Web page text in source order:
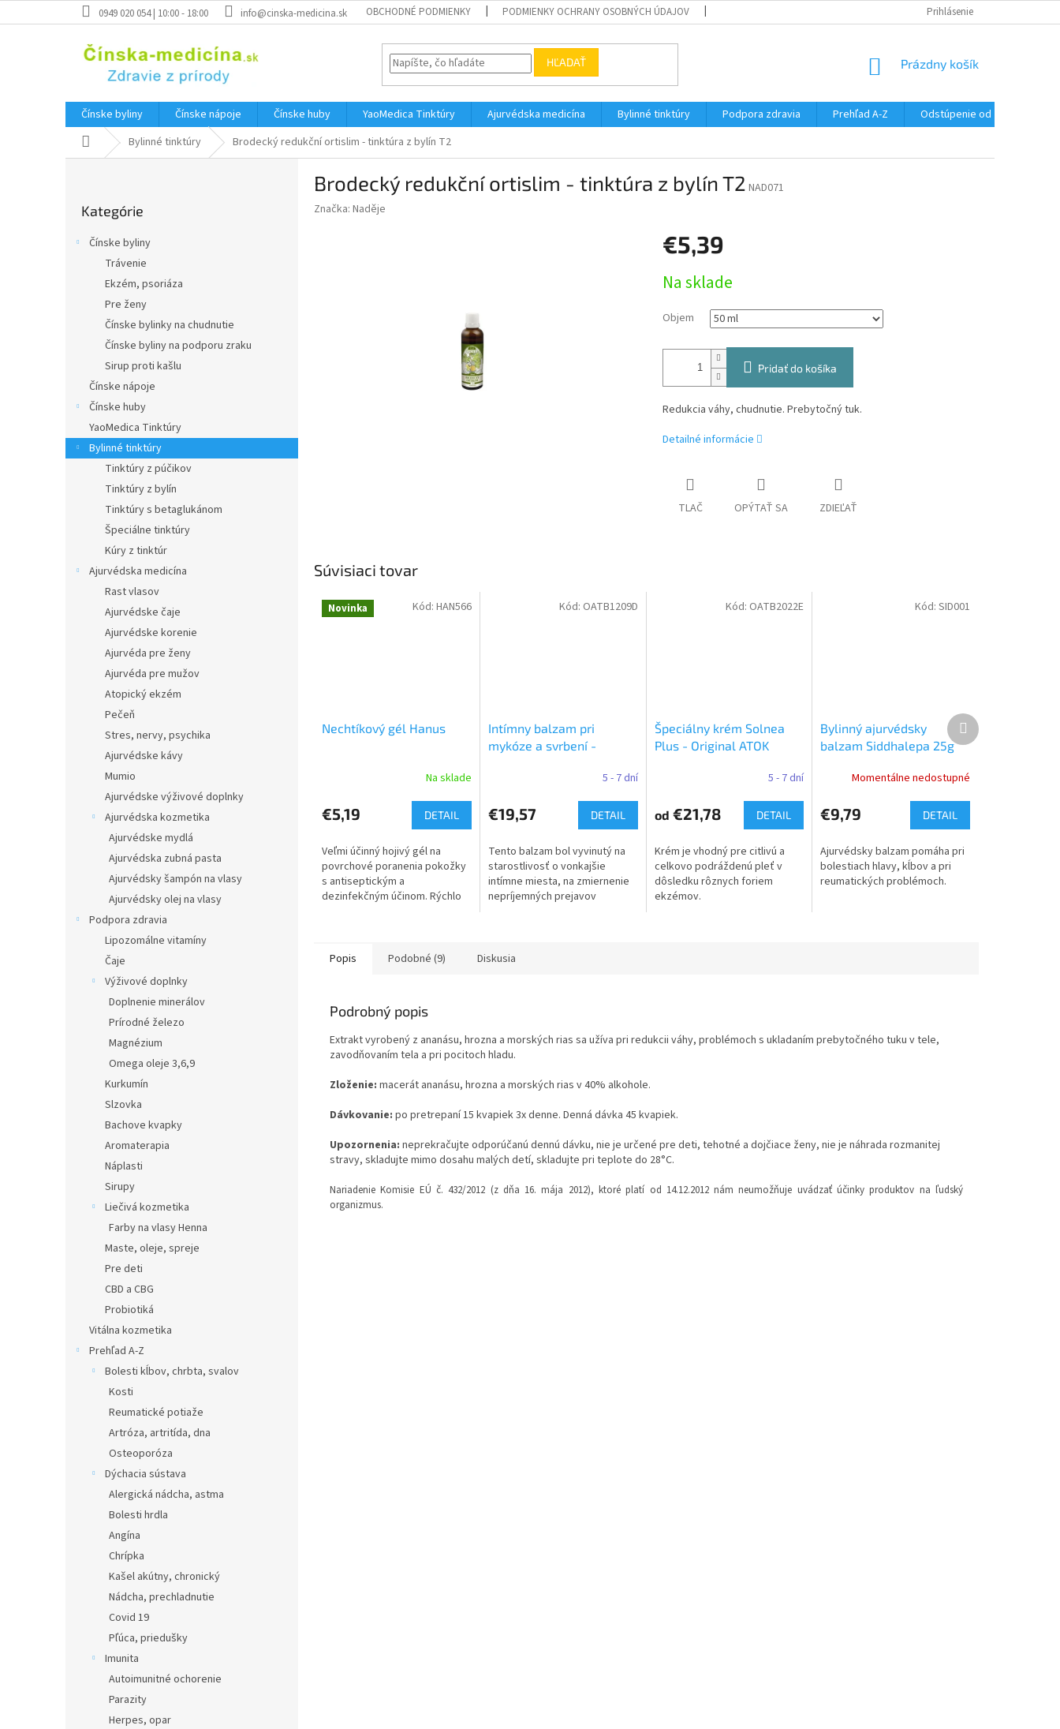
na
0949 020 054 | 10:00 - 18:00 info@cinska-medicina.sk OBCHODNÉ PODMIENKY PODMIENKY OCHRANY OSOBNÝCH ÚDAJOV VŠETKO O NÁKUPE
Prihlásenie
HĽADAŤ
NÁKUPNÝ
Prázdny košík
Čínske byliny Čínske nápoje Čínske huby YaoMedica Tinktúry Ajurvédska medicína Bylinné tinktúry Podpora zdravia Prehľad A-Z Odstúpenie od zmluvy
DomovBylinné tinktúry Brodecký redukční ortislim - tinktúra z bylín T2
kategórie
Kategórie
Čínske byliny
Trávenie
Ekzém, psoriáza
Pre ženy
Čínske bylinky na chudnutie
Čínske byliny na podporu zraku
Sirup proti kašlu
Čínske nápoje
Čínske huby
YaoMedica Tinktúry
Bylinné tinktúry
Tinktúry z púčikov
Tinktúry z bylín
Tinktúry s betaglukánom
Špeciálne tinktúry
Kúry z tinktúr
Ajurvédska medicína
Rast vlasov
Ajurvédske čaje
Ajurvédske korenie
Ajurvéda pre ženy
Ajurvéda pre mužov
Atopický ekzém
Pečeň
Stres, nervy, psychika
Ajurvédske kávy
Mumio
Ajurvédske výživové doplnky
Ajurvédska kozmetika
Ajurvédske mydlá
Ajurvédska zubná pasta
Ajurvédsky šampón na vlasy
Ajurvédsky olej na vlasy
Podpora zdravia
Lipozomálne vitamíny
Čaje
Výživové doplnky
Doplnenie minerálov
Prírodné železo
Magnézium
Omega oleje 3,6,9
Kurkumín
Slzovka
Bachove kvapky
Aromaterapia
Náplasti
Sirupy
Liečivá kozmetika
Farby na vlasy Henna
Maste, oleje, spreje
Pre deti
CBD a CBG
Probiotiká
Vitálna kozmetika
Prehľad A-Z
Bolesti kĺbov, chrbta, svalov
Kosti
Reumatické potiaže
Artróza, artritída, dna
Osteoporóza
Dýchacia sústava
Alergická nádcha, astma
Bolesti hrdla
Angína
Chrípka
Kašel akútny, chronický
Nádcha, prechladnutie
Covid 19
Pľúca, priedušky
Imunita
Autoimunitné ochorenie
Parazity
Herpes, opar
Brodecký redukční ortislim - tinktúra z bylín T2 NAD071
Značka: Naděje
€5,39
cena:
Na sklade
Objem
Pridať do košíka
Redukcia váhy, chudnutie. Prebytočný tuk.
Detailné informácie
TLAČ OPÝTAŤ SA ZDIEĽAŤ
Súvisiaci tovar
Novinka
Nechtíkový gél Hanus
Na sklade
€5,19 DETAIL
Veľmi účinný hojivý gél na
povrchové poranenia pokožky
s antiseptickým a
dezinfekčným účinom. Rýchlo
Kód: HAN566
Intímny balzam pri
mykóze a svrbení -
5 - 7 dní
€19,57 DETAIL
Tento balzam bol vyvinutý na
starostlivosť o vonkajšie
intímne miesta, na zmiernenie
nepríjemných prejavov
Kód: OATB1209D
Špeciálny krém Solnea
Plus - Original ATOK
5 - 7 dní
od €21,78 DETAIL
Krém je vhodný pre citlivú a
celkovo podráždenú pleť v
dôsledku rôznych foriem
ekzémov.
Kód: OATB2022E
Bylinný ajurvédsky
balzam Siddhalepa 25g
Momentálne nedostupné
€9,79 DETAIL
Ajurvédsky balzam pomáha pri
bolestiach hlavy, kĺbov a pri
reumatických problémoch.
Kód: SID001
Ďalší
produkt
Popis Podobné (9) Diskusia
Podrobný popis
Extrakt vyrobený z ananásu, hrozna a morských rias sa užíva pri redukcii váhy, problémoch s ukladaním prebytočného tuku v tele,
zavodňovaním tela a pri pocitoch hladu.
Zloženie: macerát ananásu, hrozna a morských rias v 40% alkohole.
Dávkovanie: po pretrepaní 15 kvapiek 3x denne. Denná dávka 45 kvapiek.
Upozornenia: neprekračujte odporúčanú dennú dávku, nie je určené pre deti, tehotné a dojčiace ženy, nie je náhrada rozmanitej
stravy, skladujte mimo dosahu malých detí, skladujte pri teplote do 28°C.
Nariadenie Komisie EÚ č. 432/2012 (z dňa 16. mája 2012), ktoré platí od 14.12.2012 nám neumožňuje uvádzať účinky produktov na ľudský
organizmus.